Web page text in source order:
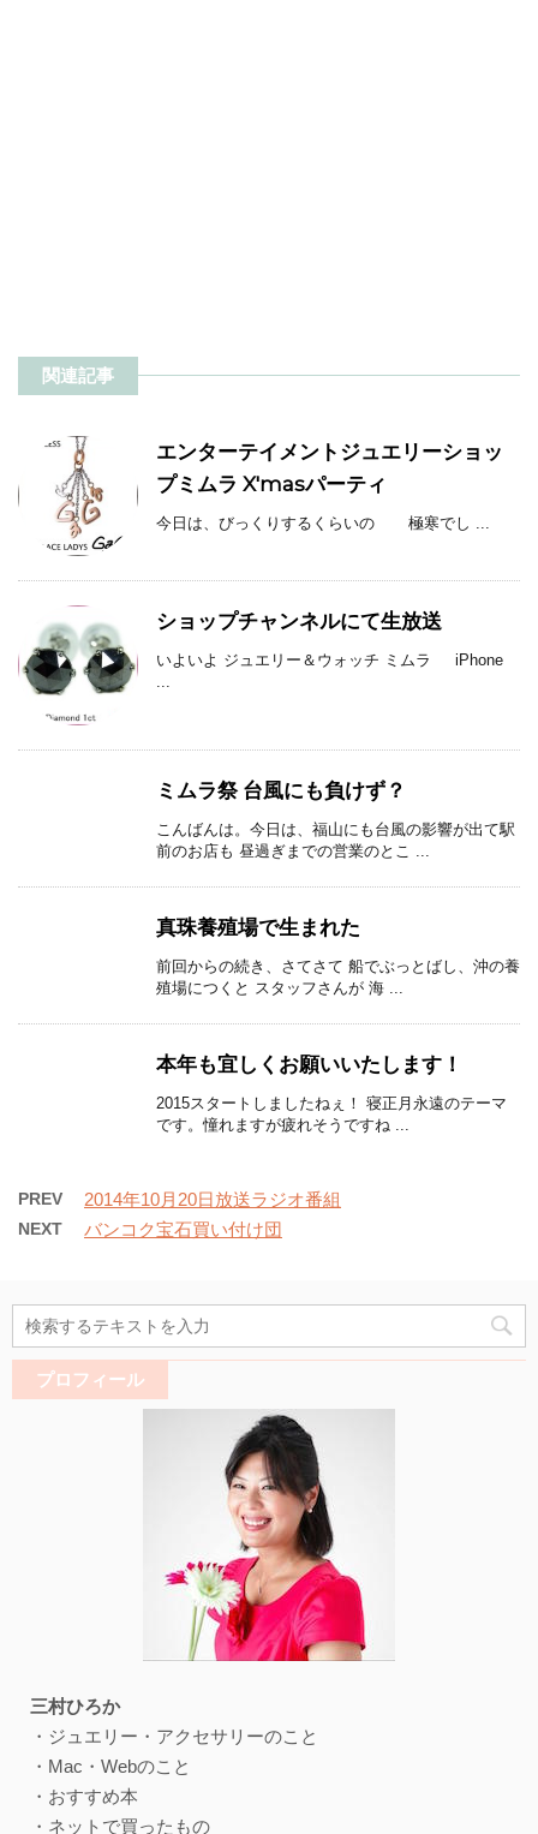
関連記事
エンターテイメントジュエリーショッ
プミムラ X'masパーティ
今日は、びっくりするくらいの 極寒でし ...
ショップチャンネルにて生放送
いよいよ ジュエリー＆ウォッチ ミムラ iPhone
...
ミムラ祭 台風にも負けず？
こんばんは。今日は、福山にも台風の影響が出て駅
前のお店も 昼過ぎまでの営業のとこ ...
真珠養殖場で生まれた
前回からの続き、さてさて 船でぶっとばし、沖の養
殖場につくと スタッフさんが 海 ...
本年も宜しくお願いいたします！
2015スタートしましたねぇ！ 寝正月永遠のテーマ
です。憧れますが疲れそうですね ...
PREV 2014年10月20日放送ラジオ番組
NEXT バンコク宝石買い付け団
プロフィール
三村ひろか
・ジュエリー・アクセサリーのこと
・Mac・Webのこと
・おすすめ本
・ネットで買ったもの